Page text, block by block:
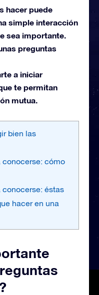
hacer puede
simple interacción
sea importante.
preguntas
a iniciar
te permitan
mutua.
bien las
conocerse: cómo
conocerse: éstas
hacer en una